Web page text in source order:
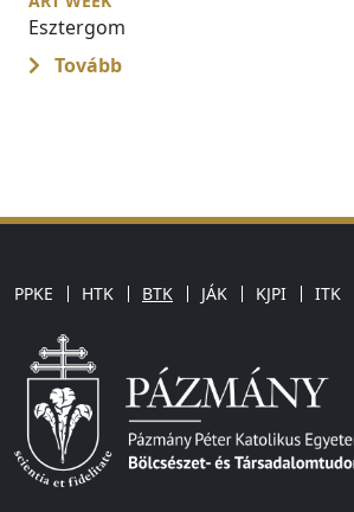
Esztergom
Tovább
PPKE HTK BTK JÁK KJPI ITK